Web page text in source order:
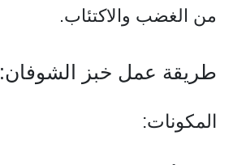
من الغضب والاكتئاب.
طريقة عمل خبز الشوفان:
المكونات: